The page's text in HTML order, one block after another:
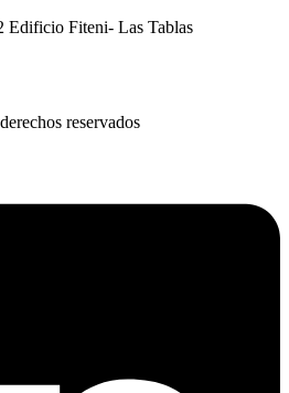
Edificio Fiteni- Las Tablas
reservados